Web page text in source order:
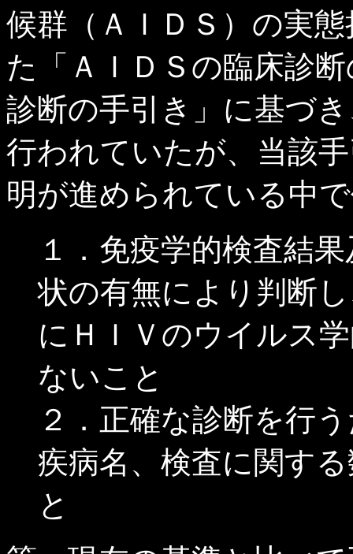
候群（ＡＩＤＳ）の実
た「ＡＩＤＳの臨床診
診断の手引き」に基づ
行われていたが、当該
明が進められている中
１．免疫学的検査結
状の有無により判断
にＨＩＶのウイルス
ないこと
２．正確な診断を行
疾病名、検査に関す
と